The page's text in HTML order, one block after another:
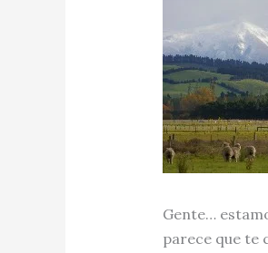
Gente…
parece que te